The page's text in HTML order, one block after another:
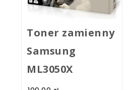
Toner zamienny
Samsung
ML3050X